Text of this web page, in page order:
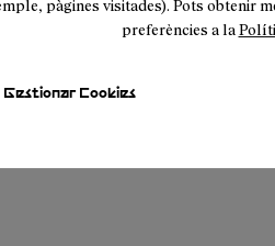
pàgines visitades). Pots obtenir
preferències a la
Gestionar Cookies